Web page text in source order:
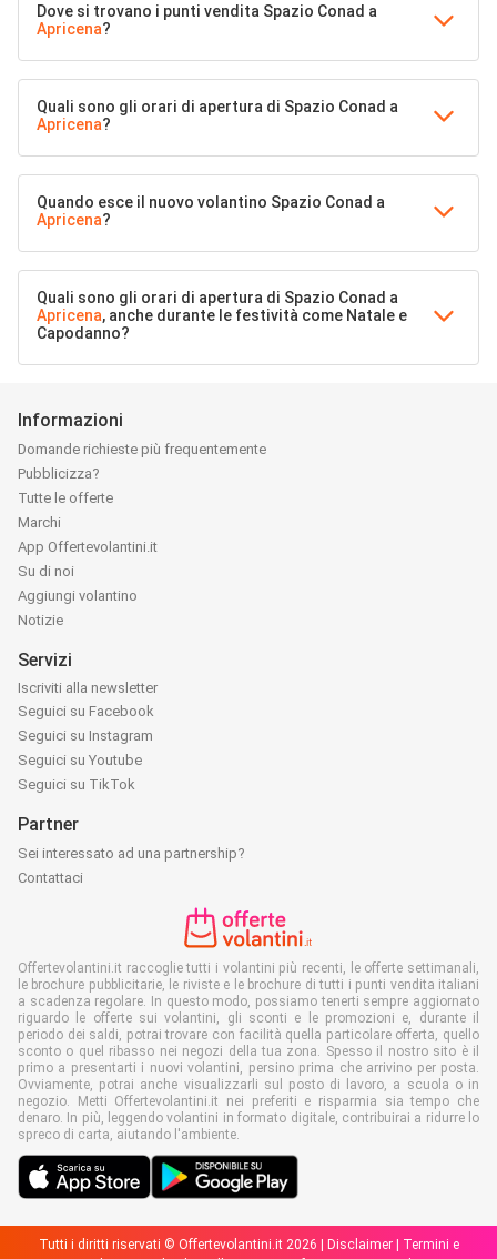
Dove si trovano i punti vendita Spazio Conad a
Apricena?
Quali sono gli orari di apertura di Spazio Conad a
Apricena?
Quando esce il nuovo volantino Spazio Conad a
Apricena?
Quali sono gli orari di apertura di Spazio Conad a
Apricena, anche durante le festività come Natale e
Capodanno?
Informazioni
Domande richieste più frequentemente
Pubblicizza?
Tutte le offerte
Marchi
App Offertevolantini.it
Su di noi
Aggiungi volantino
Notizie
Servizi
Iscriviti alla newsletter
Seguici su Facebook
Seguici su Instagram
Seguici su Youtube
Seguici su TikTok
Partner
Sei interessato ad una partnership?
Contattaci
Offertevolantini.it raccoglie tutti i volantini più recenti, le offerte settimanali,
le brochure pubblicitarie, le riviste e le brochure di tutti i punti vendita italiani
a scadenza regolare. In questo modo, possiamo tenerti sempre aggiornato
riguardo le offerte sui volantini, gli sconti e le promozioni e, durante il
periodo dei saldi, potrai trovare con facilità quella particolare offerta, quello
sconto o quel ribasso nei negozi della tua zona. Spesso il nostro sito è il
primo a presentarti i nuovi volantini, persino prima che arrivino per posta.
Ovviamente, potrai anche visualizzarli sul posto di lavoro, a scuola o in
negozio. Metti Offertevolantini.it nei preferiti e risparmia sia tempo che
denaro. In più, leggendo volantini in formato digitale, contribuirai a ridurre lo
spreco di carta, aiutando l'ambiente.
Tutti i diritti riservati © Offertevolantini.it 2026 | Disclaimer|
Termini e